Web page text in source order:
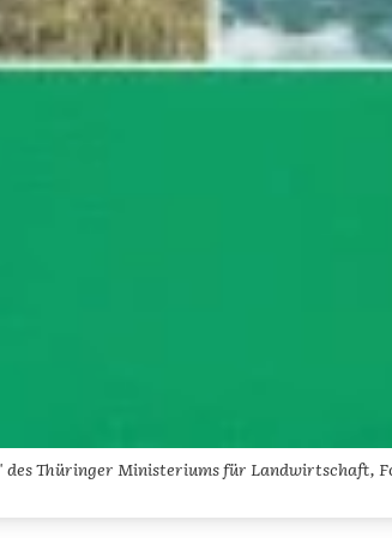
des Thüringer Ministeriums für Landwirtschaft,